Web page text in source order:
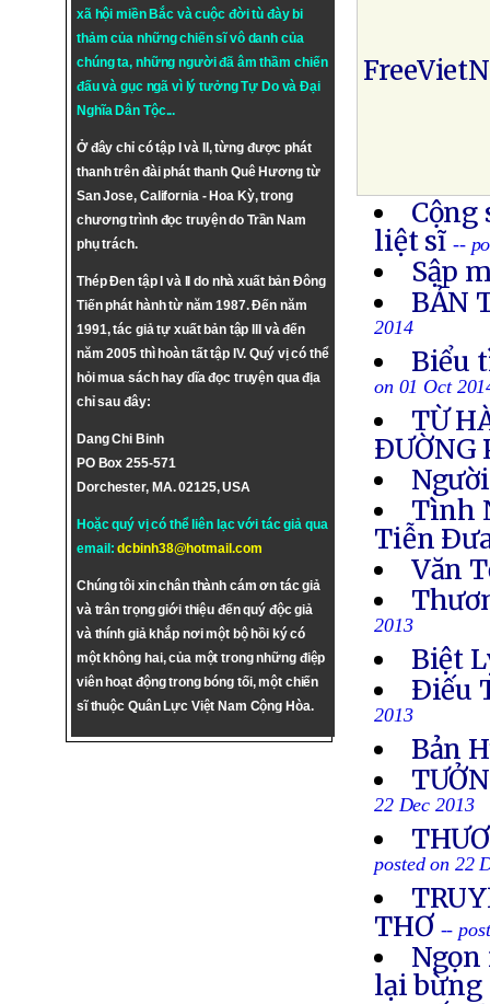
xã hội miền Bắc và cuộc đời tù đày bi
thảm của những chiến sĩ vô danh của
chúng ta, những người đã âm thầm chiến
đấu và gục ngã vì lý tưởngTự DovàĐại
Nghĩa Dân Tộc...
Ở đây chỉ có tập I và II, từng được phát
thanh trên đài phát thanh Quê Hương từ
San Jose, California - Hoa Kỳ, trong
chương trình đọc truyện do Trần Nam
phụ trách.
Thép Đen tập I và II do nhà xuất bản Đông
Tiến phát hành từ năm 1987. Đến năm
1991, tác giả tự xuất bản tập III và đến
năm 2005 thì hoàn tất tập IV. Quý vị có thể
hỏi mua sách hay dĩa đọc truyện qua địa
chỉ sau đây:
Dang Chi Binh
PO Box 255-571
Dorchester, MA. 02125, USA
Hoặc quý vị có thể liên lạc với tác giả qua
email:dcbinh38@hotmail.com
Chúng tôi xin chân thành cám ơn tác giả
và trân trọng giới thiệu đến quý độc giả
và thính giả khắp nơi một bộ hồi ký có
một không hai, của một trong những điệp
viên hoạt động trong bóng tối, một chiến
sĩ thuộc Quân Lực Việt Nam Cộng Hòa.
Cộng
liệt sĩ --
Sập
BẢN
2014
Biểu
on 01 Oct
TỪ
ÐƯỜNG
Tình
Tiễn
Văn
2013
Biệt
Ðiếu
2013
Bản
22 Dec 2013
posted on 22
THƠ --
lại bừng